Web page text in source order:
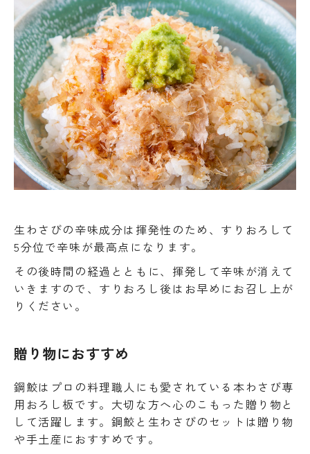
生わさびの辛味成分は揮発性のため、すりおろして
5分位で辛味が最高点になります。
その後時間の経過とともに、揮発して辛味が消えて
いきますので、すりおろし後はお早めにお召し上が
りください。
贈り物におすすめ
鋼鮫はプロの料理職人にも愛されている本わさび専
用おろし板です。大切な方へ心のこもった贈り物と
して活躍します。鋼鮫と生わさびのセットは贈り物
や手土産におすすめです。